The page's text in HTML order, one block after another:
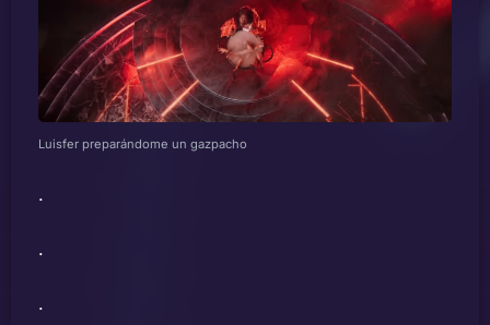
Luisfer preparándome un gazpacho
.
.
.